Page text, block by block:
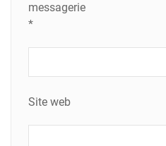
messagerie
*
Site web